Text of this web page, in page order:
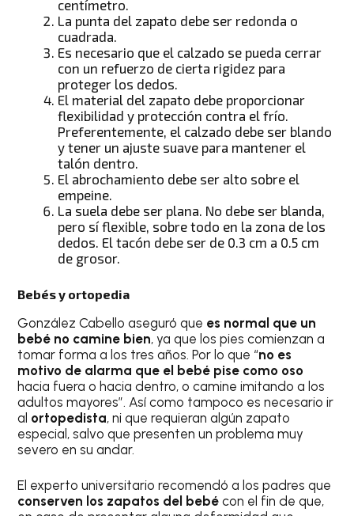
centímetro.
La punta del zapato debe ser redonda o
cuadrada.
Es necesario que el calzado se pueda cerrar
con un refuerzo de cierta rigidez para
proteger los dedos.
El material del zapato debe proporcionar
flexibilidad y protección contra el frío.
Preferentemente, el calzado debe ser blando
y tener un ajuste suave para mantener el
talón dentro.
El abrochamiento debe ser alto sobre el
empeine.
La suela debe ser plana. No debe ser blanda,
pero sí flexible, sobre todo en la zona de los
dedos. El tacón debe ser de 0.3 cm a 0.5 cm
de grosor.
Bebés y ortopedia
González Cabello aseguró que es normal que un
bebé no camine bien, ya que los pies comienzan a
tomar forma a los tres años. Por lo que “no es
motivo de alarma que el bebé pise como oso
hacia fuera o hacia dentro, o camine imitando a los
adultos mayores”. Así como tampoco es necesario ir
al ortopedista, ni que requieran algún zapato
especial, salvo que presenten un problema muy
severo en su andar.
El experto universitario recomendó a los padres que
conserven los zapatos del bebécon el fin de que,